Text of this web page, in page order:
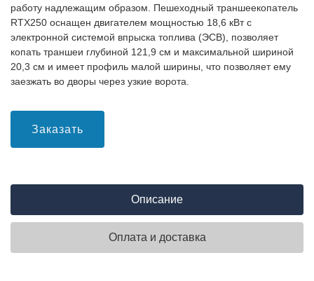
работу надлежащим образом. Пешеходный траншеекопатель
RTX250 оснащен двигателем мощностью 18,6 кВт с
электронной системой впрыска топлива (ЭСВ), позволяет
копать траншеи глубиной 121,9 см и максимальной шириной
20,3 см и имеет профиль малой ширины, что позволяет ему
заезжать во дворы через узкие ворота.
Заказать
Описание
Оплата и доставка